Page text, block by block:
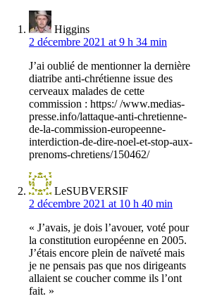
Higgins
2 décembre 2021 at 9 h 34 min
J’ai oublié de mentionner la dernière
diatribe anti-chrétienne issue des
cerveaux malades de cette
commission : https:/ /www.medias-
presse.info/lattaque-anti-chretienne-
de-la-commission-europeenne-
interdiction-de-dire-noel-et-stop-aux-
prenoms-chretiens/150462/
LeSUBVERSIF
2 décembre 2021 at 10 h 40 min
« J’avais, je dois l’avouer, voté pour
la constitution européenne en 2005.
J’étais encore plein de naïveté mais
je ne pensais pas que nos dirigeants
allaient se coucher comme ils l’ont
fait. »